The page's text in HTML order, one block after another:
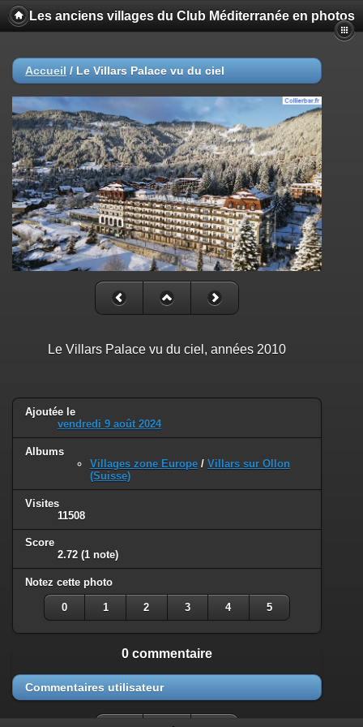
Les anciens villages du Club Méditerranée en photos
Accueil / Le Villars Palace vu du ciel
Le Villars Palace vu du ciel, années 2010
Ajoutée le
vendredi 9 août 2024
Albums
Villages zone Europe / Villars sur Ollon
(Suisse)
Visites
11508
Score
2.72 (1 note)
Notez cette photo
0 1 2 3 4 5
0 commentaire
Commentaires utilisateur